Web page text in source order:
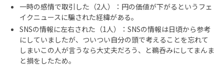
一時の感情で取引した（2人）：円の価値が下がるというフェ
イクニュースに騙された経緯がある。
SNSの情報に左右された（1人）：SNSの情報は日頃から参考
にしていましたが、ついつい自分の頭で考えることを忘れて
しまいこの人が言うなら大丈夫だろう、と鵜呑みにしてまんま
と損をしたため。